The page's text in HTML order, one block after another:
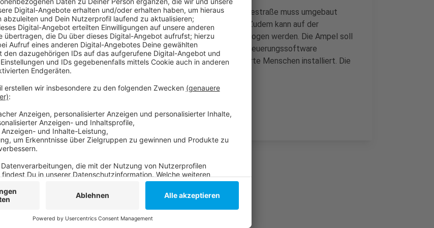
Die Ampel auf der Kreuzung Oberbilker Allee, Cornelius- und Morsestraße muss umgebaut
werden. Seit sechs Uhr ist die komplette Anlage ausgeschaltet. Zudem kann auf der
Oberbilker Allee in beiden Richtungen nur noch nach rechts abgebogen werden. Die Ampel soll
am Nachmittag wieder eingeschaltet werden. Konkret wird die Steuerungssoftware
aktualisiert - außerdem werden zusätzlich Signale für sehbehinderte Menschen installiert. Die
Stadt rechnet mit Kosten in Höhe von rund 40.000 Euro.